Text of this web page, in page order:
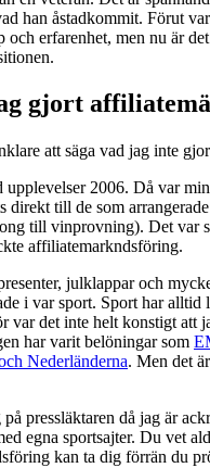
han åstadkommit. Förut
och erfarenhet, men nu är
gjort
att säga vad jag inte
upplevelser 2006. Då var
direkt till de som
till vinprovning). Det var
affiliatemarkndsföring.
julklappar och
i var sport. Sport har alltid
var det inte helt konstigt att
har varit belöningar som
Nederländerna. Men det
pressläktaren då jag är
egna sportsajter. Du vet
kan ta dig förrän du